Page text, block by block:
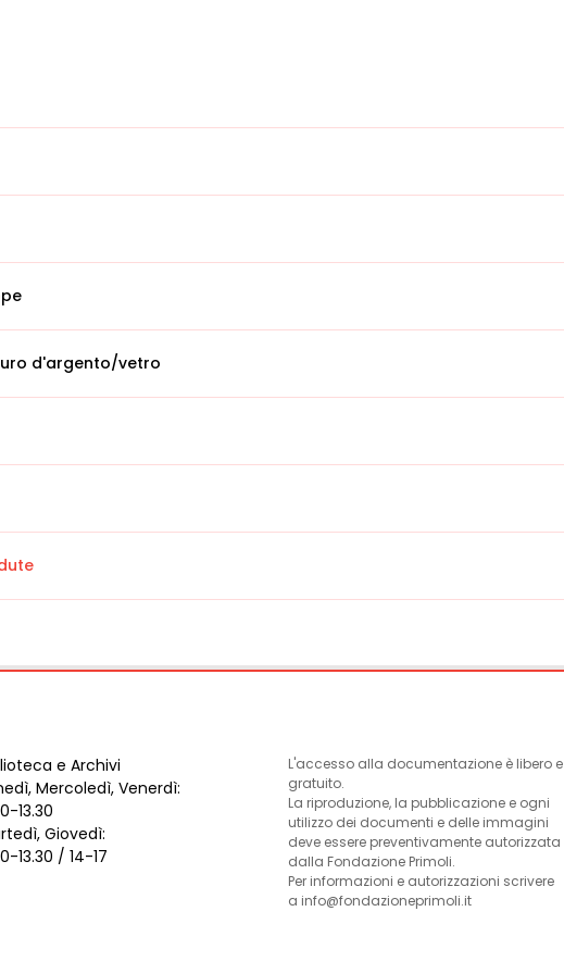
d'argento/vetro
e Archivi
Mercoledì, Venerdì:
13.30
Giovedì:
13.30 / 14-17
L'accesso alla documentazione è libero e
gratuito.
La riproduzione, la pubblicazione e ogni
utilizzo dei documenti e delle immagini
deve essere preventivamente autorizzata
dalla Fondazione Primoli.
Per informazioni e autorizzazioni scrivere
a info@fondazioneprimoli.it